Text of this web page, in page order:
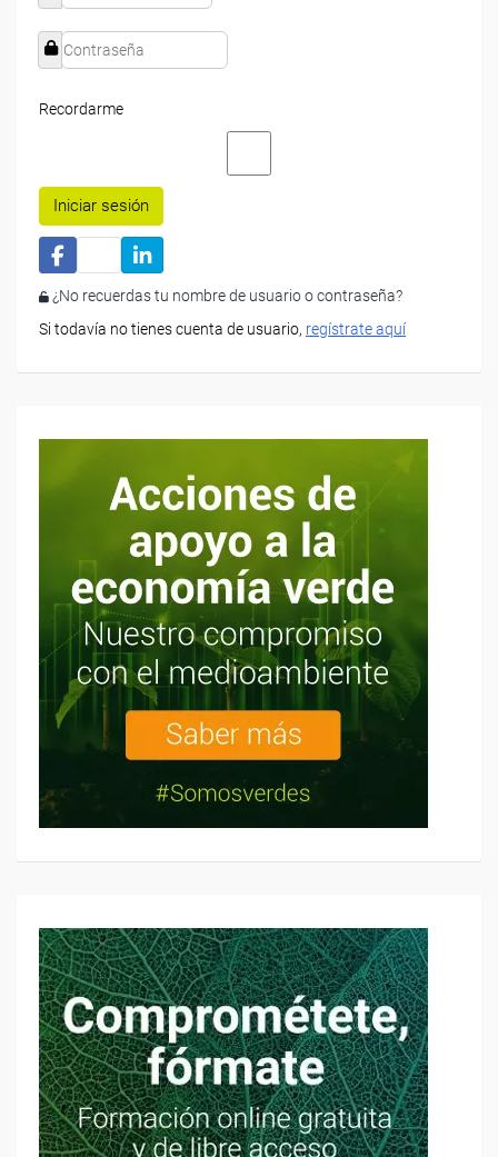
Recordarme
Iniciar sesión
¿No recuerdas tu nombre de usuario o contraseña?
Si todavía no tienes cuenta de usuario, regístrate aquí